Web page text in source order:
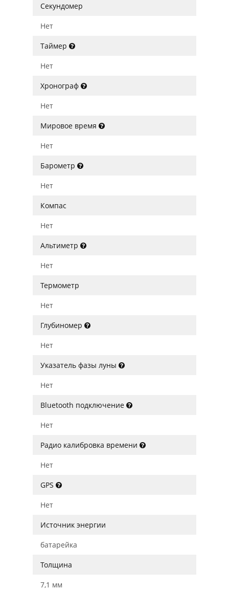
Секундомер
Нет
Таймер
Нет
Хронограф
Нет
Мировое время
Нет
Барометр
Нет
Компас
Нет
Альтиметр
Нет
Термометр
Нет
Глубиномер
Нет
Указатель фазы луны
Нет
Bluetooth подключение
Нет
Радио калибровка времени
Нет
GPS
Нет
Источник энергии
батарейка
Толщина
7,1 мм